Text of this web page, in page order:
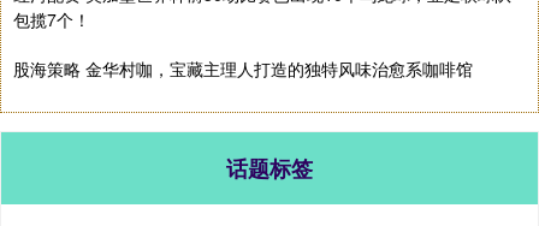
包揽7个！
股海策略 金华村咖，宝藏主理人打造的独特风味治愈系咖啡馆
话题标签